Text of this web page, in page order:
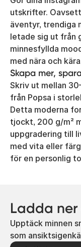
utskrifter.
äventyr, trendiga
letade sig ut från
minnesfyllda
med nära och
Skapa mer,
Skriv ut mellan
från Popsa i
Detta moderna
tjockt, 200 g/m²
uppgradering till
med vita eller
för en personlig
Ladda
Upptäck minnen
som